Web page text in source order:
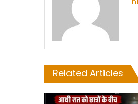
Related Articles